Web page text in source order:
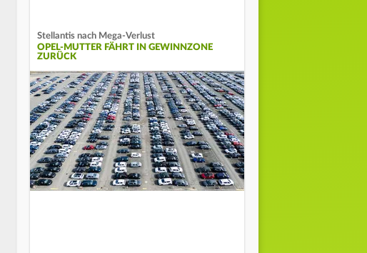
Stellantis nach Mega-Verlust
OPEL-MUTTER FÄHRT IN GEWINNZONE
ZURÜCK